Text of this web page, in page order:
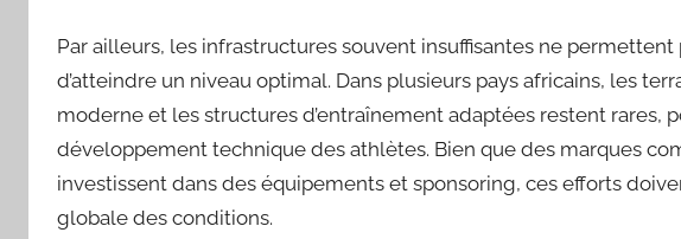
Par ailleurs, les infrastructures souvent insuffisantes ne
d’atteindre un niveau optimal. Dans plusieurs pays africains, les
moderne et les structures d’entraînement adaptées restent rares,
développement technique des athlètes. Bien que des marques
investissent dans des équipements et sponsoring, ces efforts
globale des conditions.